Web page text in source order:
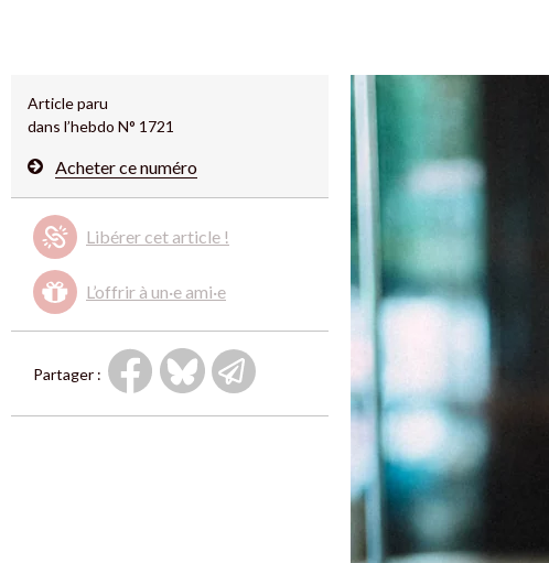
Article paru
dans l’hebdo N° 1721
Acheter ce numéro
Libérer cet article !
L’offrir à un·e ami·e
Partager :